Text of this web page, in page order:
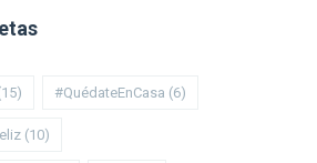
#QuédateEnCasa (6)
(10)